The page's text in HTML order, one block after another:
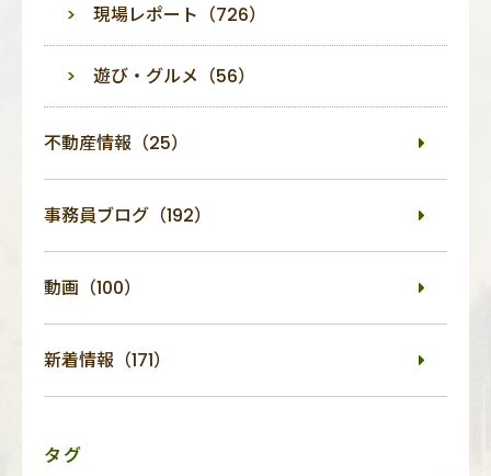
現場レポート（726）
遊び・グルメ（56）
不動産情報（25）
事務員ブログ（192）
動画（100）
新着情報（171）
タグ